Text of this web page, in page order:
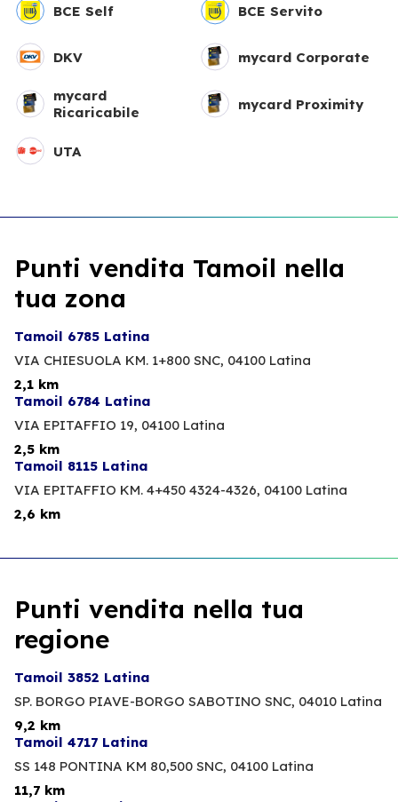
BCE Self BCE Servito
DKV mycard Corporate
mycard
Ricaricabile
mycard Proximity
UTA
Punti vendita Tamoil nella
tua zona
Tamoil 6785 Latina
VIA CHIESUOLA KM. 1+800 SNC, 04100 Latina
2,1 km
Tamoil 6784 Latina
VIA EPITAFFIO 19, 04100 Latina
2,5 km
Tamoil 8115 Latina
VIA EPITAFFIO KM. 4+450 4324-4326, 04100 Latina
2,6 km
Punti vendita nella tua
regione
Tamoil 3852 Latina
SP. BORGO PIAVE-BORGO SABOTINO SNC, 04010 Latina
9,2 km
Tamoil 4717 Latina
SS 148 PONTINA KM 80,500 SNC, 04100 Latina
11,7 km